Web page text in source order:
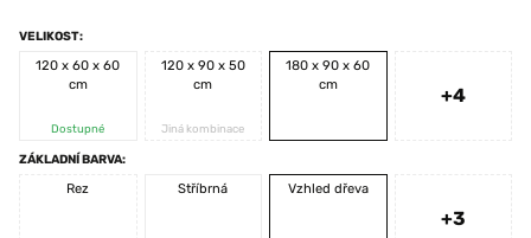
VELIKOST:
120 x 60 x 60
cm
Dostupné
120 x 90 x 50
cm
Jiná kombinace
180 x 90 x 60
cm
+4
ZÁKLADNÍ BARVA:
Rez
Stříbrná Vzhled dřeva
+3